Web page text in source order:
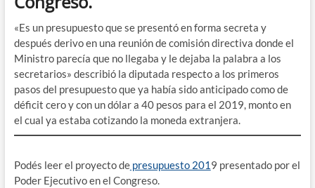
«Es un presupuesto que se presentó en forma secreta y
después derivo en una reunión de comisión directiva donde el
Ministro parecía que no llegaba y le dejaba la palabra a los
secretarios» describió la diputada respecto a los primeros
pasos del presupuesto que ya había sido anticipado como de
déficit cero y con un dólar a 40 pesos para el 2019, monto en
el cual ya estaba cotizando la moneda extranjera.
Podés leer el proyecto depresupuesto 201 9 presentado por el
Poder Ejecutivo en el Congreso.